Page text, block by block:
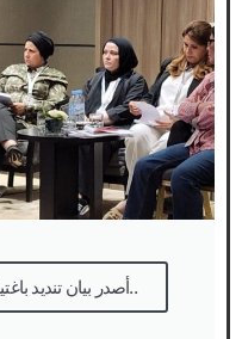
أصدر بيان تنديد باغتيال الناشطة افتهان المشهري..